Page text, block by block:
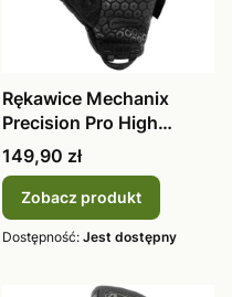
Rękawice Mechanix
Precision Pro High
Dexterity Cov
Cena
149,90 zł
Zobacz produkt
Dostępność: Jest dostępny